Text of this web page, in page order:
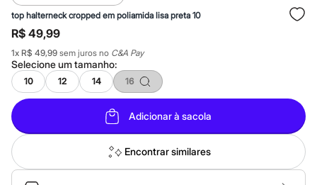
Até 40% off
Até 60% off
A partir de 60% off
Feminino
Em alta
Inverno
Alfaiataria
Novidades
Roupas
Blusas e Camisetas
Básicos
Calças
Casacos e Jaquetas
Jeans
Macacões
top halterneck cropped em poliamida lisa preta 10
R$ 49,99
1x R$ 49,99 sem juros no C&A Pay
Selecione umtamanho:
10 12 14 16
Adicionar à sacola
Encontrar similares